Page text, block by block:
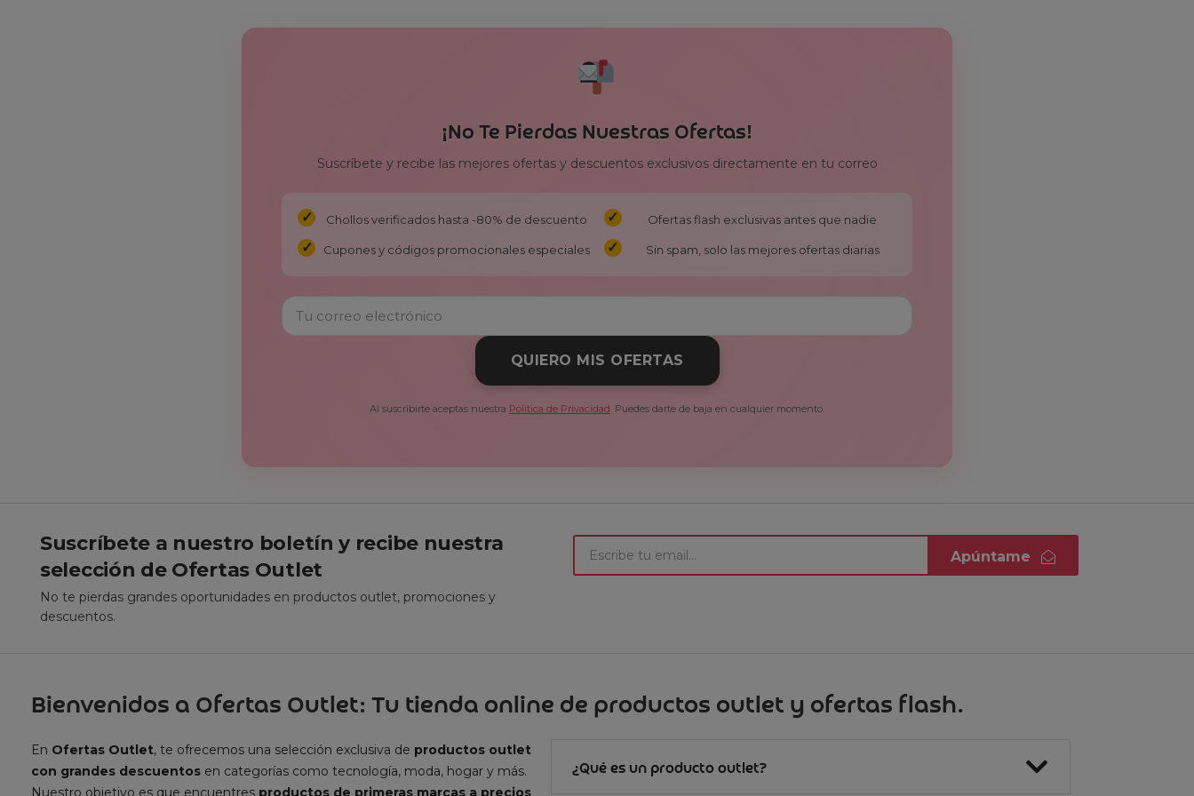
¡No Te Pierdas Nuestras Ofertas!
Suscríbete y recibe las mejores ofertas y descuentos exclusivos directamente en tu correo
Chollos verificados hasta -80% de descuento Ofertas flash exclusivas antes que nadie
Cupones y códigos promocionales especiales Sin spam, solo las mejores ofertas diarias
QUIERO MIS OFERTAS
Al suscribirte aceptas nuestra Política de Privacidad. Puedes darte de baja en cualquier momento.
Suscríbete a nuestro boletín y recibe nuestra
selección de Ofertas Outlet
No te pierdas grandes oportunidades en productos outlet, promociones y
descuentos.
Apúntame
Bienvenidos a Ofertas Outlet: Tu tienda online de productos outlet y ofertas flash.
En Ofertas Outlet, te ofrecemos una selección exclusiva de productos outlet
con grandes descuentos en categorías como tecnología, moda, hogar y más.
¿Qué es un producto outlet?